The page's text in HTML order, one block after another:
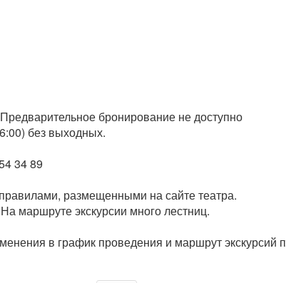
бронирование не доступно
без выходных.
34 89
размещенными на сайте театра.
маршруте экскурсии много лестниц.
в график проведения и маршрут экскурсий